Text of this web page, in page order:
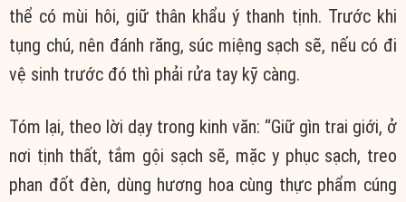
thể có mùi hôi, giữ thân khẩu ý thanh tịnh. Trước khi
tụng chú, nên đánh răng, súc miệng sạch sẽ, nếu có đi
vệ sinh trước đó thì phải rửa tay kỹ càng.
Tóm lại, theo lời dạy trong kinh văn: “Giữ gìn trai giới, ở
nơi tịnh thất, tắm gội sạch sẽ, mặc y phục sạch, treo
phan đốt đèn, dùng hương hoa cùng thực phẩm cúng